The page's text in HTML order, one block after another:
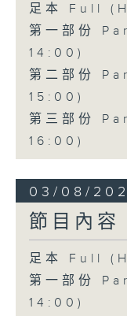
足本 Full
第一部份
14:00)
第二部份
15:00)
第三部份
16:00)
03/08/
節目內容
足本 Full
第一部份
14:00)